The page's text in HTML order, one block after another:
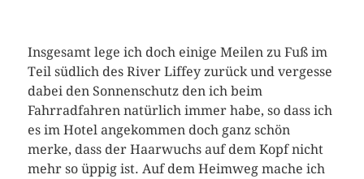
Insgesamt lege ich doch einige Meilen zu Fuß im
Teil südlich des River Liffey zurück und vergesse
dabei den Sonnenschutz den ich beim
Fahrradfahren natürlich immer habe, so dass ich
es im Hotel angekommen doch ganz schön
merke, dass der Haarwuchs auf dem Kopf nicht
mehr so üppig ist. Auf dem Heimweg mache ich